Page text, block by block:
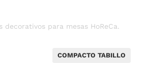
decorativos para mesas HoReCa.
COMPACTO TABILLO